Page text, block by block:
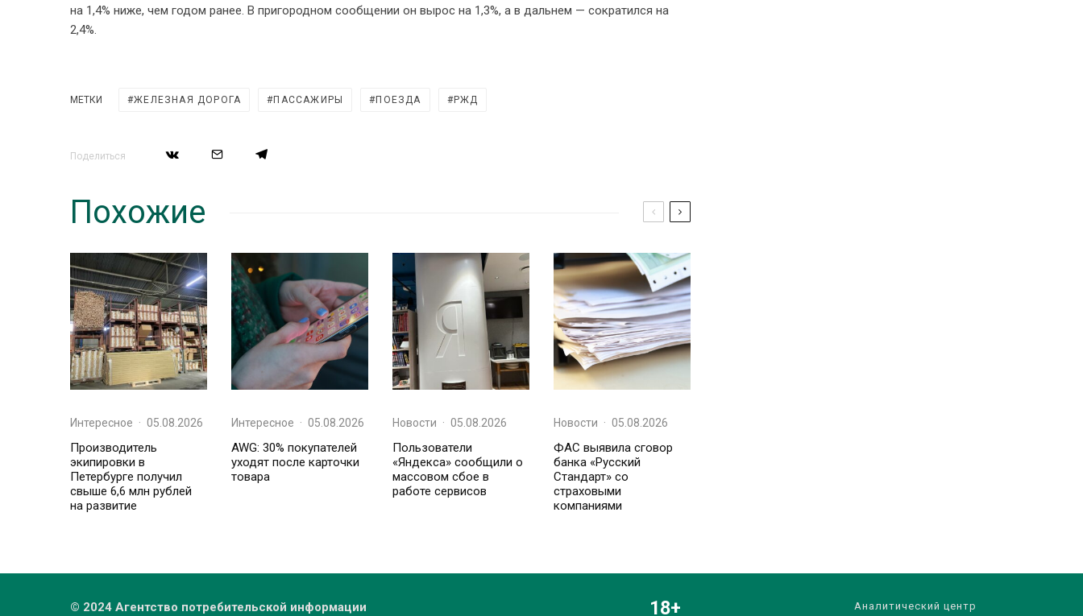
на 1,4% ниже, чем годом ранее. В пригородном сообщении он вырос на 1,3%, а в дальнем — сократился на
2,4%.
МЕТКИ ЖЕЛЕЗНАЯ ДОРОГА ПАССАЖИРЫ ПОЕЗДА РЖД
Поделиться
Похожие
Интересное · 05.08.2026
Производитель
экипировки в
Петербурге получил
свыше 6,6 млн рублей
на развитие
Интересное · 05.08.2026
AWG: 30% покупателей
уходят после карточки
товара
Новости · 05.08.2026
Пользователи
«Яндекса» сообщили о
массовом сбое в
работе сервисов
Новости · 05.08.2026
ФАС выявила сговор
банка «Русский
Стандарт» со
страховыми
компаниями
© 2024 Агентство потребительской информации 18+
Аналитический центр